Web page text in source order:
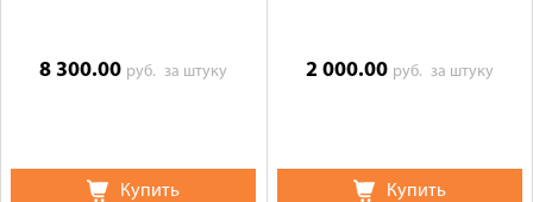
8 300.00 руб.за штуку
Купить
2 000.00 руб. за штуку
Купить